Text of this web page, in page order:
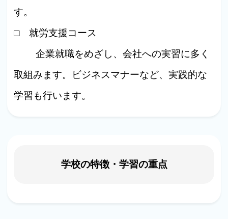
す。
□ 就労支援コース
企業就職をめざし、会社への実習に多く
取組みます。ビジネスマナーなど、実践的な
学習も行います。
学校の特徴・学習の重点